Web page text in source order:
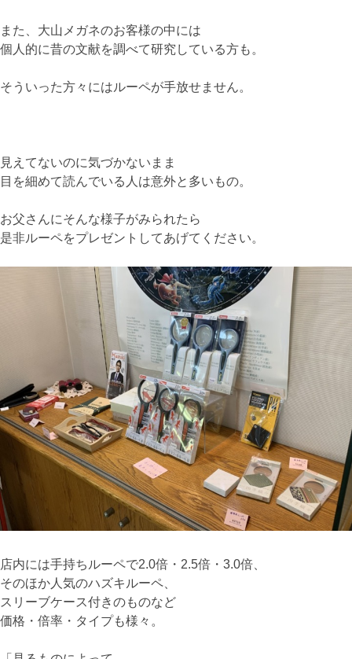
また、大山メガネのお客様の中には
個人的に昔の文献を調べて研究している方も。
そういった方々にはルーペが手放せません。
見えてないのに気づかないまま
目を細めて読んでいる人は意外と多いもの。
お父さんにそんな様子がみられたら
是非ルーペをプレゼントしてあげてください。
店内には手持ちルーペで2.0倍・2.5倍・3.0倍、
そのほか人気のハズキルーペ、
スリーブケース付きのものなど
価格・倍率・タイプも様々。